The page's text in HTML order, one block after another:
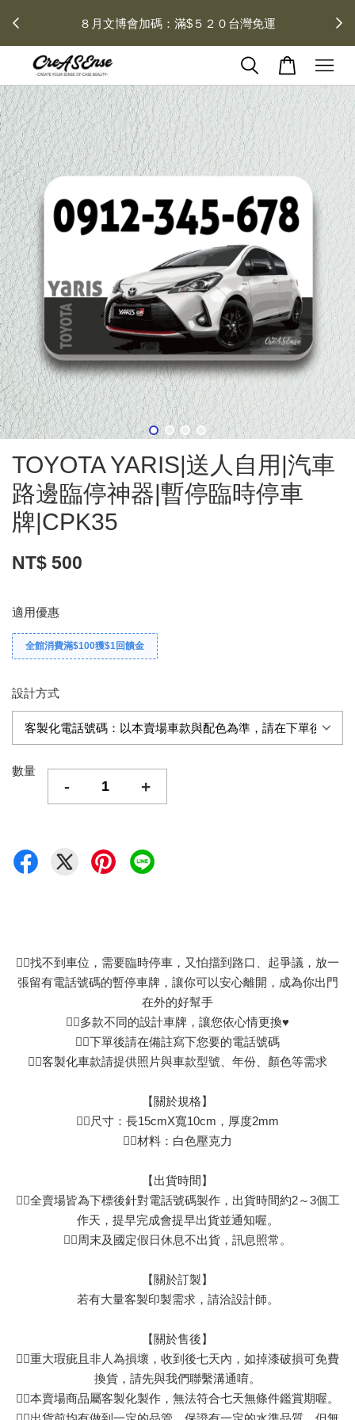
８月文博會加碼：滿$５２０台灣免運
TOYOTA YARIS|送人自用|汽車
路邊臨停神器|暫停臨時停車
牌|CPK35
NT$ 500
適用優惠
全館消費滿$100獲$1回饋金
設計方式
數量
- +
👉🏻找不到車位，需要臨時停車，又怕擋到路口、起爭議，放一
張留有電話號碼的暫停車牌，讓你可以安心離開，成為你出門
在外的好幫手
👉🏻多款不同的設計車牌，讓您依心情更換♥
👉🏻下單後請在備註寫下您要的電話號碼
👉🏻客製化車款請提供照片與車款型號、年份、顏色等需求
【關於規格】
👉🏻尺寸：長15cmX寬10cm，厚度2mm
👉🏻材料：白色壓克力
【出貨時間】
👉🏻全賣場皆為下標後針對電話號碼製作，出貨時間約2～3個工
作天，提早完成會提早出貨並通知喔。
👉🏻周末及國定假日休息不出貨，訊息照常。
【關於訂製】
若有大量客製印製需求，請洽設計師。
【關於售後】
👉🏻重大瑕疵且非人為損壞，收到後七天內，如掉漆破損可免費
換貨，請先與我們聯繫溝通唷。
👉🏻本賣場商品屬客製化製作，無法符合七天無條件鑑賞期喔。